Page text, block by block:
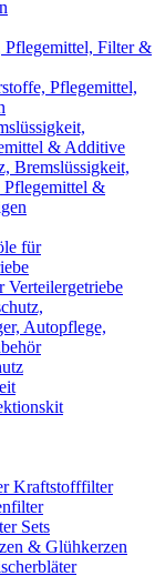
Pflegemittel, Filter &
Pflegemittel,
& Additive
Bremslüssigkeit,
Pflegemittel &
für
Verteilergetriebe
Autopflege,
Kraftstofffilter
Sets
& Glühkerzen